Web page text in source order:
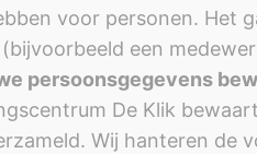
voor personen. Het
een
persoonsgegevens
De Klik
Wij hanteren de